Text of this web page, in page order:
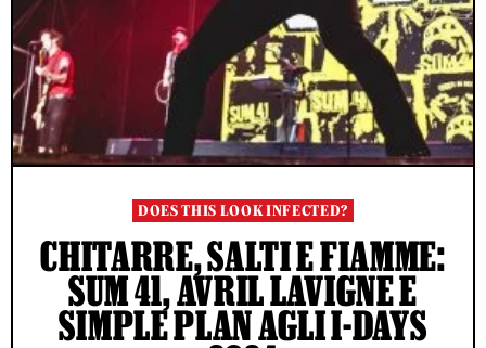
DOES THIS LOOK INFECTED?
CHITARRE, SALTI E FIAMME:
SUM 41, AVRIL LAVIGNE E
SIMPLE PLAN AGLI I-DAYS